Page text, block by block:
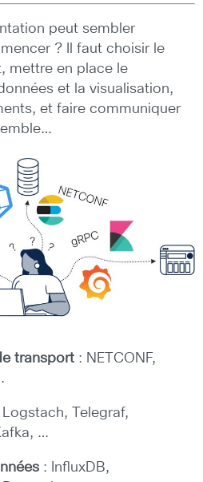
peut sembler
? Il faut choisir le
mettre en place le
et la visualisation,
et faire communiquer
transport : NETCONF,
Telegraf,
…
: InfluxDB,